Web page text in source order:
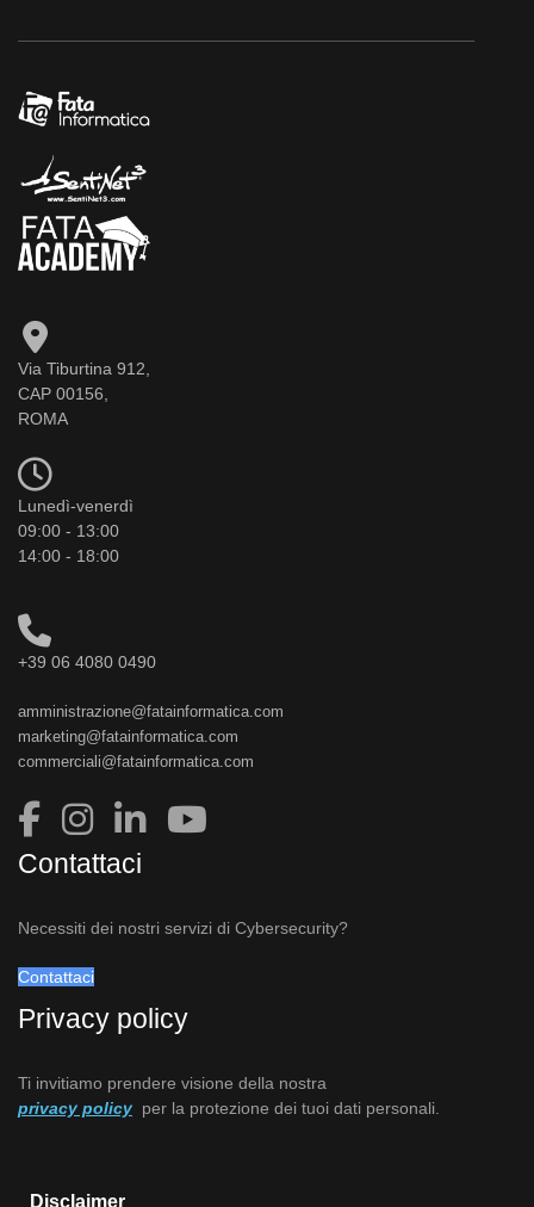
Via Tiburtina 912,
CAP 00156,
ROMA
Lunedì-venerdì
09:00 - 13:00
14:00 - 18:00
+39 06 4080 0490
amministrazione@fatainformatica.com
marketing@fatainformatica.com
commerciali@fatainformatica.com
Contattaci
Necessiti dei nostri servizi di Cybersecurity?
Contattaci
Privacy policy
Ti invitiamo prendere visione della nostra
privacy policy per la protezione dei tuoi dati personali.
Disclaimer